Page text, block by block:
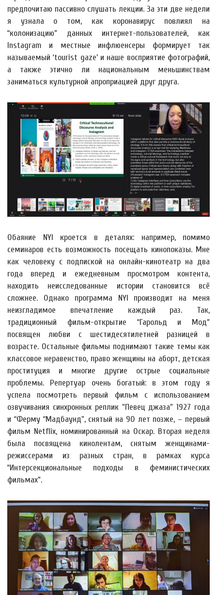
предпочитаю пассивно слушать лекции. За эти две недели
я узнала о том, как коронавирус повлиял на
“колонизацию” данных интернет-пользователей, как
Instagram и местные инфлюенсеры формирует так
называемый ‘tourist gaze’ и наше восприятие фотографий,
а также этично ли национальным меньшинствам
заниматься культурной апроприацией друг друга.
Обаяние NYI кроется в деталях: например, помимо
семинаров есть возможность посещать кинопоказы. Мне
как человеку с подпиской на онлайн-кинотеатр на два
года вперед и ежедневным просмотром контента,
находить неисследованные истории становится всё
сложнее. Однако программа NYI производит на меня
неизгладимое впечатление каждый раз. Так,
традиционный фильм-открытие “Гарольд и Мод”
посвящен любви с шестидесятилетней разницей в
возрасте. Остальные фильмы поднимают такие темы как
классовое неравенство, право женщины на аборт, детская
проституция и многие другие острые социальные
проблемы. Репертуар очень богатый: в этом году я
успела посмотреть первый фильм с использованием
озвучивания синхронных реплик "Певец джаза" 1927 года
и “Ферму “Мадбаунд", снятый на 90 лет позже, – первый
фильм Netflix, номинированный на Оскар. Вторая неделя
была посвящена кинолентам, снятым женщинами-
режиссерами из разных стран, в рамках курса
“Интерсекциональные подходы в феминистических
фильмах”.